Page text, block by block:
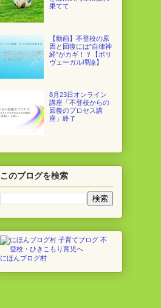
果てて
【動画】不登校の原
因と回復には”自律神
経”がカギ！？【ポリ
ヴェーガル理論】
8月23日オンライン
講座「不登校からの
回復のプロセス講
座」終了
このブログを検索
にほんブログ村